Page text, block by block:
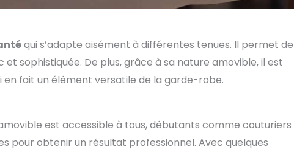
qui s’adapte aisément à différentes tenues. Il permet de
sophistiquée. De plus, grâce à sa nature amovible, il est
en fait un élément versatile de la garde-robe.
est accessible à tous, débutants comme couturiers
pour obtenir un résultat professionnel. Avec quelques